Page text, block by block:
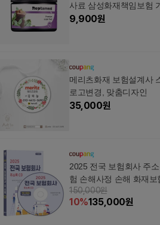
사료 삼성화재책임보험
9,900원
메리츠화재 보험설계사
로고변경, 맞춤디자인
35,000원
2025 전국 보험회사 주
험 손해사정 손해 화재보
금융컨설팅 투자회사 자
텐츠에그, 콘텐츠에그 저
150,000원
10%135,000원